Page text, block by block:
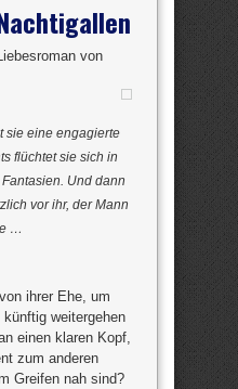
von
sie eine engagierte
flüchtet sie sich in
Und dann
vor ihr, der Mann
…
ihrer Ehe, um
weitergehen
einen klaren Kopf,
zum anderen
Greifen nah sind?